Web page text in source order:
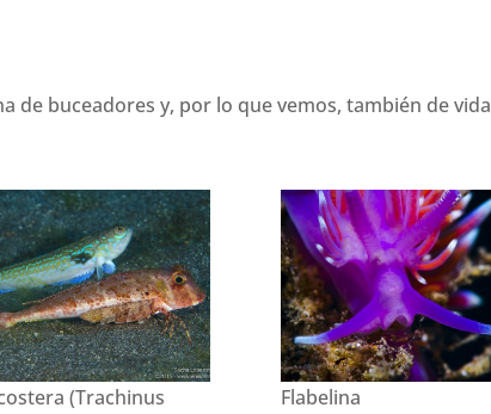
de buceadores y, por lo que vemos, también de vida
(Trachinus
Flabelina